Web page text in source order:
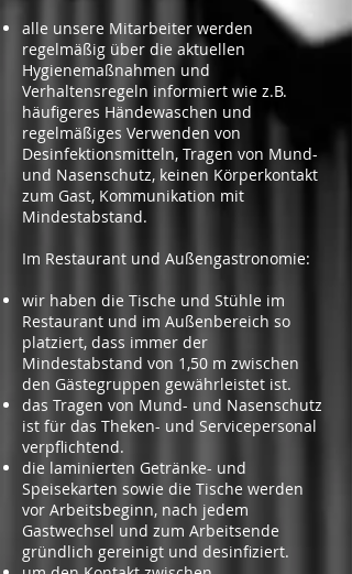
alle unsere Mitarbeiter werden
regelmäßig über die aktuellen
Hygienemaßnahmen und
Verhaltensregeln informiert wie z.B.
häufigeres Händewaschen und
regelmäßiges Verwenden von
Desinfektionsmitteln, Tragen von Mund-
und Nasenschutz, keinen Körperkontakt
zum Gast, Kommunikation mit
Mindestabstand.
Im Restaurant und Außengastronomie:
wir haben die Tische und Stühle im
Restaurant und im Außenbereich so
platziert, dass immer der
Mindestabstand von 1,50 m zwischen
den Gästegruppen gewährleistet ist.
das Tragen von Mund- und Nasenschutz
ist für das Theken- und Servicepersonal
verpflichtend.
die laminierten Getränke- und
Speisekarten sowie die Tische werden
vor Arbeitsbeginn, nach jedem
Gastwechsel und zum Arbeitsende
gründlich gereinigt und desinfiziert.